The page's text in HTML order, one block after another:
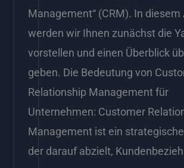
Management“ (CRM). In diesem
werden wir Ihnen zunächst die
vorstellen und einen Überblick
geben. Die Bedeutung von
Relationship Management für
Unternehmen: Customer
Management ist ein
der darauf abzielt,